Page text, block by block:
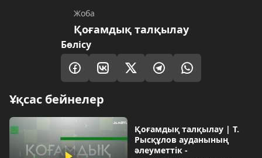
Жоба
Қоғамдық талқылау
Бөлісу
Ұқсас бейнелер
Қоғамдық талқылау | Т.
Рысқұлов ауданының
әлеуметтік -